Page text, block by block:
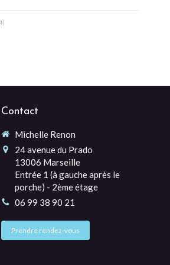
Contact
Michelle Renon
24 avenue du Prado
13006 Marseille
Entrée 1 (à gauche après le
porche) - 2ème étage
06 99 38 90 21
Prendre rendez-vous